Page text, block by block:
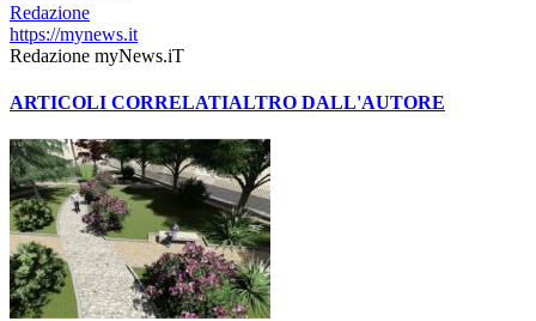
Redazione
https://mynews.it
Redazione myNews.iT
ARTICOLI CORRELATIALTRO DALL'AUTORE